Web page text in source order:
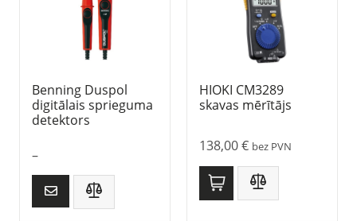
Benning Duspol
digitālais sprieguma
detektors
–
HIOKI CM3289
skavas mērītājs
138,00€ bez PVN